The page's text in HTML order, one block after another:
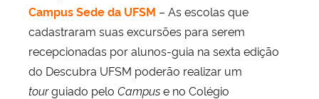
Campus Sede da UFSM – As escolas que
cadastraram suas excursões para serem
recepcionadas por alunos-guia na sexta edição
do Descubra UFSM poderão realizar um
tourguiado pelo Campuse no Colégio